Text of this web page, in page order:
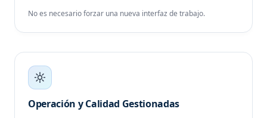
No es necesario forzar una nueva interfaz de trabajo.
Operación y Calidad Gestionadas